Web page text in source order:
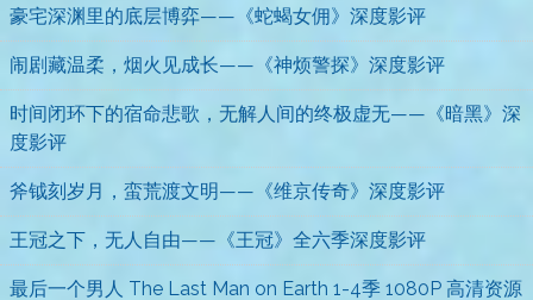
豪宅深渊里的底层博弈——《蛇蝎女佣》深度影评
闹剧藏温柔，烟火见成长——《神烦警探》深度影评
时间闭环下的宿命悲歌，无解人间的终极虚无——《暗黑》深
度影评
斧钺刻岁月，蛮荒渡文明——《维京传奇》深度影评
王冠之下，无人自由——《王冠》全六季深度影评
最后一个男人 The Last Man on Earth 1-4季 1080P 高清资源